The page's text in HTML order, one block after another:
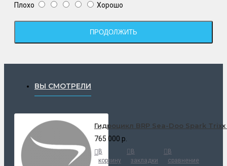
Плохо Хорошо
ПРОДОЛЖИТЬ
ВЫ СМОТРЕЛИ
Гидроцикл BRP Sea-Doo Spark
765 000 р.
В
корзину
В
закладки
В
сравнение